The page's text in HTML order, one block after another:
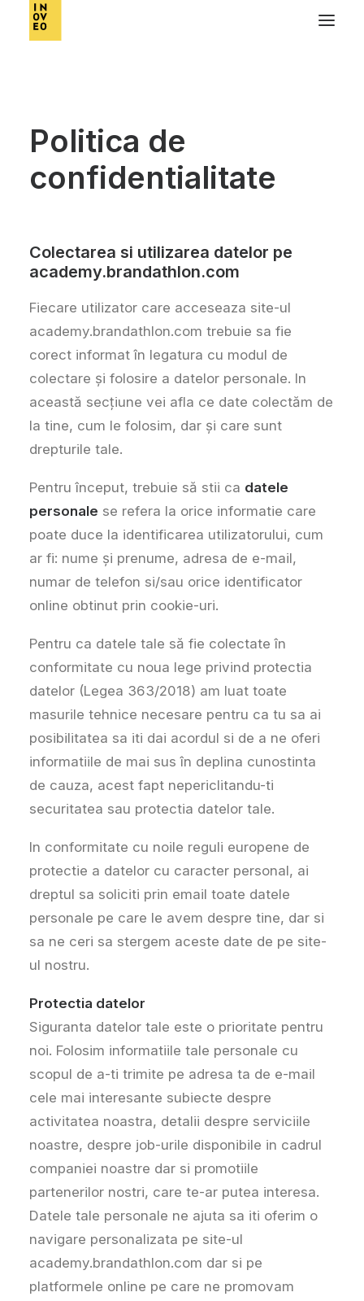
Politica de
confidentialitate
Colectarea si utilizarea datelor pe
academy.brandathlon.com
Fiecare utilizator care acceseaza site-ul
academy.brandathlon.com trebuie sa fie
corect informat în legatura cu modul de
colectare și folosire a datelor personale. In
această secțiune vei afla ce date colectăm de
la tine, cum le folosim, dar și care sunt
drepturile tale.
Pentru început, trebuie să stii ca datele
personale se refera la orice informatie care
poate duce la identificarea utilizatorului, cum
ar fi: nume și prenume, adresa de e-mail,
numar de telefon si/sau orice identificator
online obtinut prin cookie-uri.
Pentru ca datele tale să fie colectate în
conformitate cu noua lege privind protectia
datelor (Legea 363/2018) am luat toate
masurile tehnice necesare pentru ca tu sa ai
posibilitatea sa iti dai acordul si de a ne oferi
informatiile de mai sus în deplina cunostinta
de cauza, acest fapt nepericlitandu-ti
securitatea sau protectia datelor tale.
In conformitate cu noile reguli europene de
protectie a datelor cu caracter personal, ai
dreptul sa soliciti prin email toate datele
personale pe care le avem despre tine, dar si
sa ne ceri sa stergem aceste date de pe site-
ul nostru.
Protectia datelor
Siguranta datelor tale este o prioritate pentru
noi. Folosim informatiile tale personale cu
scopul de a-ti trimite pe adresa ta de e-mail
cele mai interesante subiecte despre
activitatea noastra, detalii despre serviciile
noastre, despre job-urile disponibile in cadrul
companiei noastre dar si promotiile
partenerilor nostri, care te-ar putea interesa.
Datele tale personale ne ajuta sa iti oferim o
navigare personalizata pe site-ul
academy.brandathlon.com dar si pe
platformele online pe care ne promovam